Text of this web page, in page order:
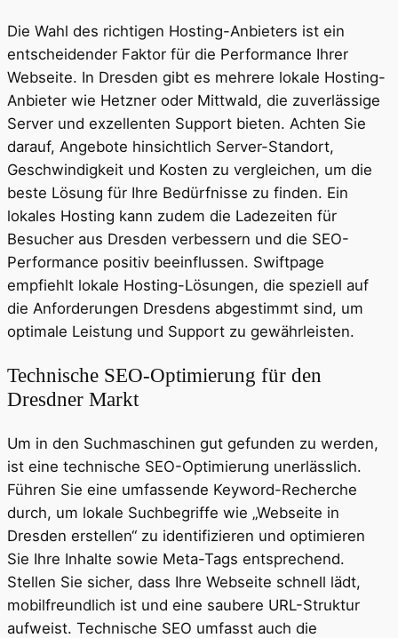
Die Wahl des richtigen Hosting-Anbieters ist ein
entscheidender Faktor für die Performance Ihrer
Webseite. In Dresden gibt es mehrere lokale Hosting-
Anbieter wie Hetzner oder Mittwald, die zuverlässige
Server und exzellenten Support bieten. Achten Sie
darauf, Angebote hinsichtlich Server-Standort,
Geschwindigkeit und Kosten zu vergleichen, um die
beste Lösung für Ihre Bedürfnisse zu finden. Ein
lokales Hosting kann zudem die Ladezeiten für
Besucher aus Dresden verbessern und die SEO-
Performance positiv beeinflussen. Swiftpage
empfiehlt lokale Hosting-Lösungen, die speziell auf
die Anforderungen Dresdens abgestimmt sind, um
optimale Leistung und Support zu gewährleisten.
Technische SEO-Optimierung für den
Dresdner Markt
Um in den Suchmaschinen gut gefunden zu werden,
ist eine technische SEO-Optimierung unerlässlich.
Führen Sie eine umfassende Keyword-Recherche
durch, um lokale Suchbegriffe wie „Webseite in
Dresden erstellen“ zu identifizieren und optimieren
Sie Ihre Inhalte sowie Meta-Tags entsprechend.
Stellen Sie sicher, dass Ihre Webseite schnell lädt,
mobilfreundlich ist und eine saubere URL-Struktur
aufweist. Technische SEO umfasst auch die